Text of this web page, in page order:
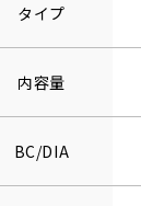
タイプ
内容量
BC/DIA